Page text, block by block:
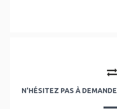
N'HÉSITEZ PAS À